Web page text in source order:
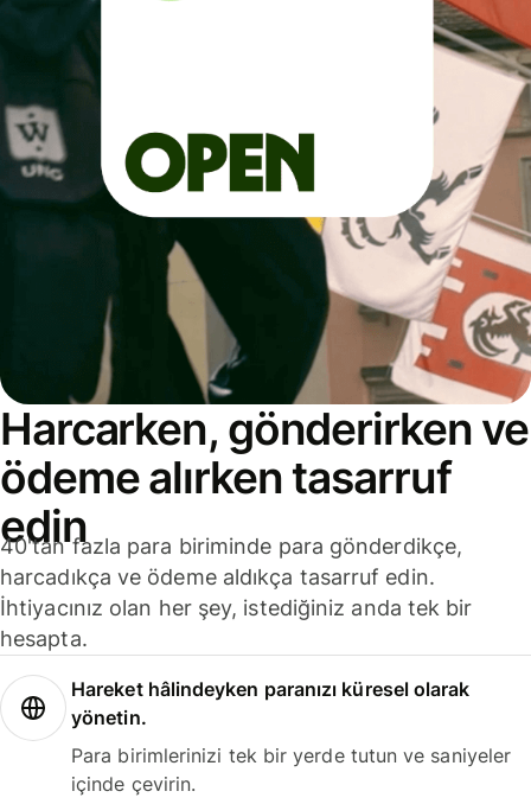
Harcarken, gönderirken ve
ödeme alırken tasarruf
edin
40'tan fazla para biriminde para gönderdikçe,
harcadıkça ve ödeme aldıkça tasarruf edin.
İhtiyacınız olan her şey, istediğiniz anda tek bir
hesapta.
Hareket hâlindeyken paranızı küresel olarak
yönetin.
Para birimlerinizi tek bir yerde tutun ve saniyeler
içinde çevirin.